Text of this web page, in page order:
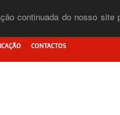
continuada do nosso site
CONTACTOS